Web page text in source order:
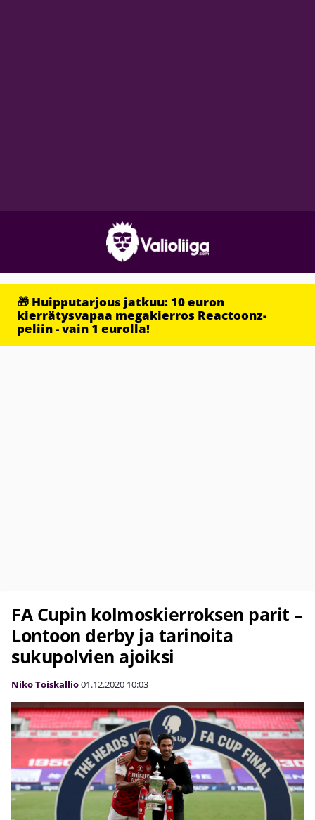
🎁 Huipputarjous jatkuu: 10 euron
kierrätysvapaa megakierros Reactoonz-
peliin - vain 1 eurolla!
FA Cupin kolmoskierroksen parit –
Lontoon derby ja tarinoita
sukupolvien ajoiksi
Niko Toiskallio01.12.2020 10:03